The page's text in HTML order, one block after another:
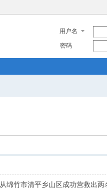
用户名
密码
从绵竹市清平乡山区成功营救出